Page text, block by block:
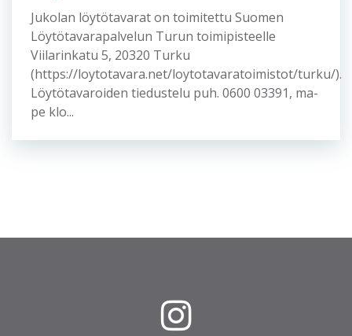
Jukolan löytötavarat on toimitettu Suomen
Löytötavarapalvelun Turun toimipisteelle
Viilarinkatu 5, 20320 Turku
(https://loytotavara.net/loytotavaratoimistot/turku/).
Löytötavaroiden tiedustelu puh. 0600 03391, ma-
pe klo...